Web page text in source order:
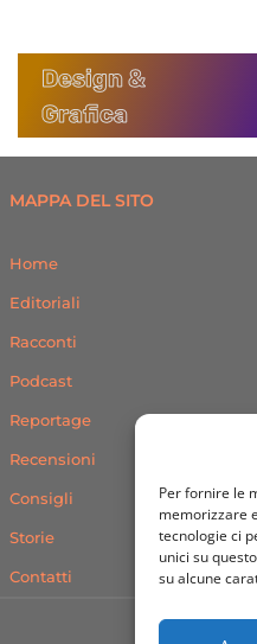
Per fornire le
memorizzare
tecnologie ci
unici su
su alcune
Design &
Grafica
MAPPA DEL SITO
Home
Editoriali
Racconti
Podcast
Reportage
Recensioni
Consigli
Storie
Contatti